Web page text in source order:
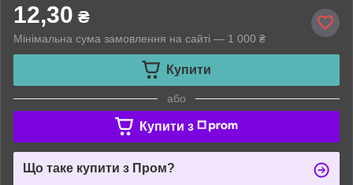
12,30 ₴
Мінімальна сума замовлення на сайті — 1 000 ₴
Купити
або
Купити з
Що таке купити з Пром?